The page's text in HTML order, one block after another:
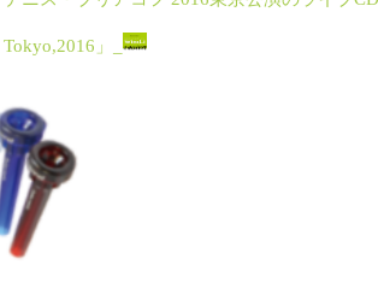
Tokyo,2016」_